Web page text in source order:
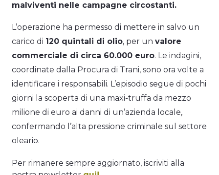
malviventi nelle campagne circostanti.
L’operazione ha permesso di mettere in salvo un
carico di 120 quintali di olio, per un valore
commerciale di circa 60.000 euro. Le indagini,
coordinate dalla Procura di Trani, sono ora volte a
identificare i responsabili. L’episodio segue di pochi
giorni la scoperta di una maxi-truffa da mezzo
milione di euro ai danni di un’azienda locale,
confermando l’alta pressione criminale sul settore
oleario.
Per rimanere sempre aggiornato, iscriviti alla